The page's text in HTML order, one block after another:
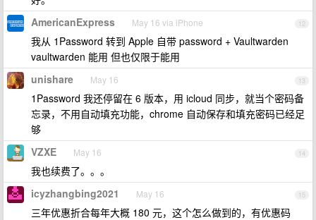
12
AmericanExpress May 16 via iPhone
我从 1Password 转到 Apple 自带 password + Vaultwarden
vaultwarden 能用 但也仅限于能用
13
unishare May 16
1Password 我还停留在 6 版本，用 icloud 同步，就当个密码备
忘录，不用自动填充功能，chrome 自动保存和填充密码已经足
够
14
VZXE May 16
我也续费了。。。
15
icyzhangbing2021 May 16
三年优惠折合每年大概 180 元，这个怎么做到的，有优惠码